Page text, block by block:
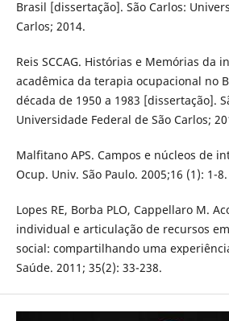
Brasil [dissertação]. São Carlos:
Carlos; 2014.
Reis SCCAG. Histórias e Memórias da
acadêmica da terapia ocupacional no
década de 1950 a 1983 [dissertação].
Universidade Federal de São Carlos;
Malfitano APS. Campos e núcleos de
Ocup. Univ. São Paulo. 2005;16 (1): 1-8.
Lopes RE, Borba PLO, Cappellaro M.
individual e articulação de recursos
social: compartilhando uma
Saúde. 2011; 35(2): 33-238.